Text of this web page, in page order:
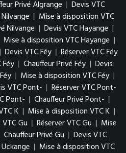
Privé Algrange | Devis VTC
| Mise à disposition VTC
Nilvange | Devis VTC Hayange |
Mise à disposition VTC Hayange |
| Devis VTC Féy | Réserver VTC Féy
| Chauffeur Privé Féy | Devis
| Mise à disposition VTC Féy |
VTC Pont- | Réserver VTC Pont-
Pont- | Chauffeur Privé Pont- |
K | Mise à disposition VTC K |
Gu | Réserver VTC Gu | Mise
Chauffeur Privé Gu | Devis VTC
| Mise à disposition VTC